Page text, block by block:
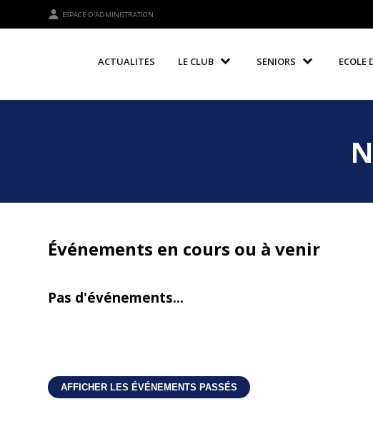
ESPACE D'ADMINISTRATION
ACTUALITES LE CLUB SENIORS ECOLE
Événements en cours ou à venir
Pas d'événements...